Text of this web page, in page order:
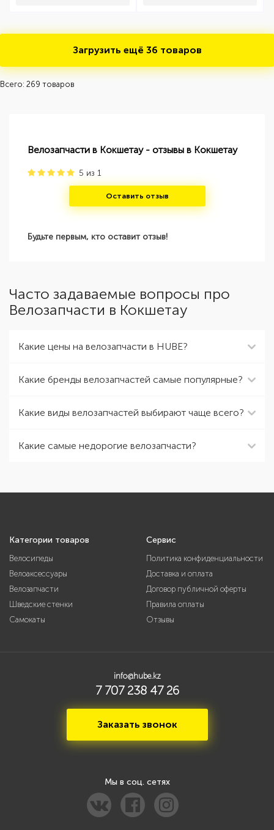
Загрузить ещё 36 товаров
Всего: 269 товаров
Велозапчасти в Кокшетау - отзывы в Кокшетау
5 из 1
Оставить отзыв
Будьте первым, кто оставит отзыв!
Часто задаваемые вопросы про
Велозапчасти в Кокшетау
Какие цены на велозапчасти в HUBE?
Какие бренды велозапчастей самые популярные?
Какие виды велозапчастей выбирают чаще всего?
Какие самые недорогие велозапчасти?
Категории товаров
Велосипеды
Велоаксессуары
Велозапчасти
Шведские стенки
Самокаты
Сервис
Политика конфиденциальности
Доставка и оплата
Договор публичной оферты
Правила оплаты
Отзывы
info@hube.kz
7 707 238 47 26
Заказать звонок
Мы в соц. сетях